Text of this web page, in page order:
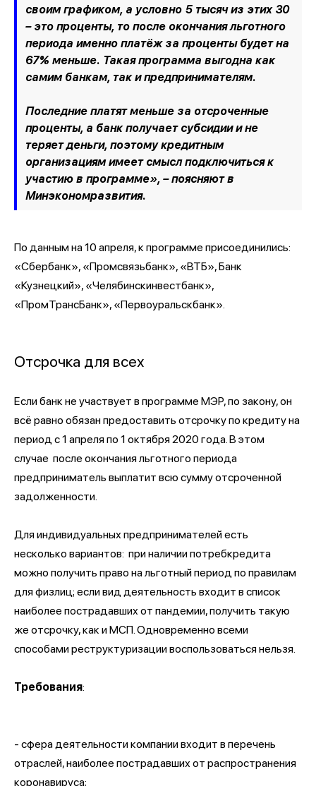
своим графиком, а условно 5 тысяч из этих 30
– это проценты, то после окончания льготного
периода именно платёж за проценты будет на
67% меньше. Такая программа выгодна как
самим банкам, так и предпринимателям.
Последние платят меньше за отсроченные
проценты, а банк получает субсидии и не
теряет деньги, поэтому кредитным
организациям имеет смысл подключиться к
участию в программе», – поясняют в
Минэкономразвития.
По данным на 10 апреля, к программе присоединились:
«Сбербанк», «Промсвязьбанк», «ВТБ», Банк
«Кузнецкий», «Челябинскинвестбанк»,
«ПромТрансБанк», «Первоуральскбанк».
Отсрочка для всех
Если банк не участвует в программе МЭР, по закону, он
всё равно обязан предоставить отсрочку по кредиту на
период с 1 апреля по 1 октября 2020 года. В этом
случае после окончания льготного периода
предприниматель выплатит всю сумму отсроченной
задолженности.
Для индивидуальных предпринимателей есть
несколько вариантов: при наличии потребкредита
можно получить право на льготный период по правилам
для физлиц; если вид деятельность входит в список
наиболее пострадавших от пандемии, получить такую
же отсрочку, как и МСП. Одновременно всеми
способами реструктуризации воспользоваться нельзя.
Требования:
- сфера деятельности компании входит в перечень
отраслей, наиболее пострадавших от распространения
коронавируса;